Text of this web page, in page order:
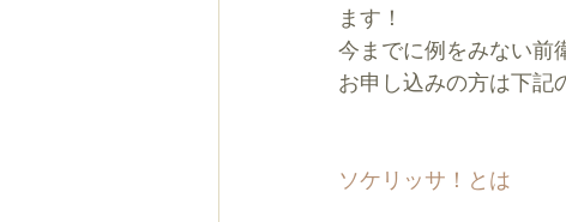
ます！
今までに例をみない前
お申し込みの方は下記
ソケリッサ！とは